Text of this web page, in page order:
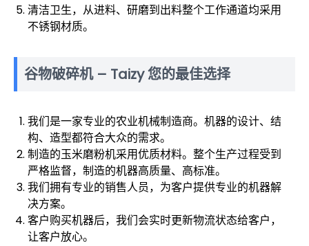
清洁卫生，从进料、研磨到出料整个工作通道均采用
不锈钢材质。
谷物破碎机 – Taizy 您的最佳选择
我们是一家专业的农业机械制造商。机器的设计、结
构、造型都符合大众的需求。
制造的玉米磨粉机采用优质材料。整个生产过程受到
严格监督，制造的机器高质量、高标准。
我们拥有专业的销售人员，为客户提供专业的机器解
决方案。
客户购买机器后，我们会实时更新物流状态给客户，
让客户放心。